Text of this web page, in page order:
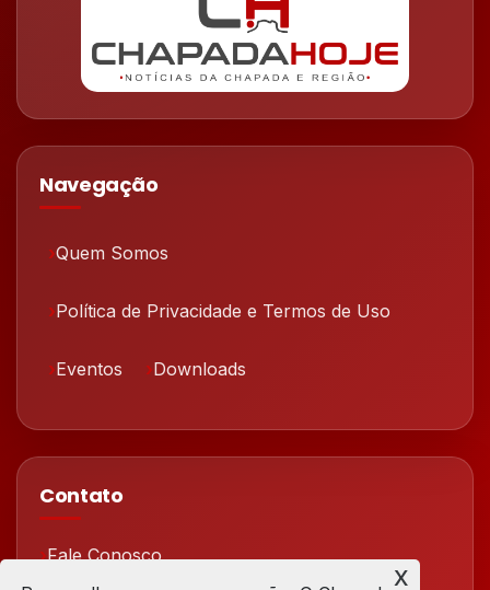
Navegação
Quem Somos
Política de Privacidade e Termos de Uso
Eventos Downloads
Contato
Fale Conosco
x